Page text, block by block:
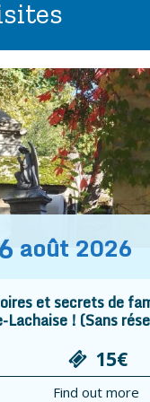
août 2026
et secrets de
Lachaise ! (Sans
15€
Find out more